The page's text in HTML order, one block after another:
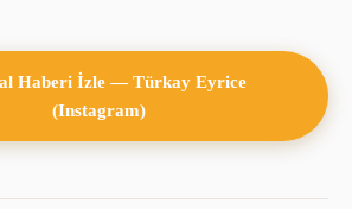
Haberi İzle—Türkay Eyrice
(Instagram)